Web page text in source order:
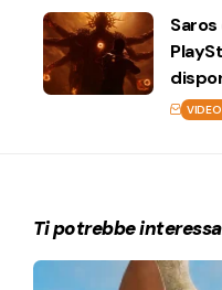
Ti potrebbe